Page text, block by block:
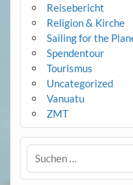
Reisebericht
Religion & Kirche
Sailing for the
Spendentour
Tourismus
Uncategorized
Vanuatu
ZMT